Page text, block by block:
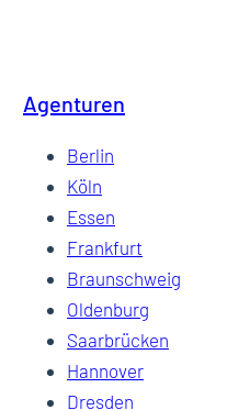
Agenturen
Berlin
Köln
Essen
Frankfurt
Braunschweig
Oldenburg
Saarbrücken
Hannover
Dresden